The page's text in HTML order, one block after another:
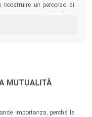
ricostruire un percorso di
fratelli Matteo e Daniele
e dalla Liguria.
MUTUALITÀ
importanza, perché le